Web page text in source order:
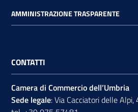
AMMINISTRAZIONE TRASPARENTE
CONTATTI
Camera di Commercio dell’Umbria
Sede legale: Via Cacciatori delle